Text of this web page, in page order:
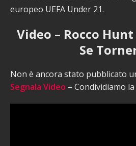
europeo UEFA Under 21.
Video – Rocco
Se
Non è ancora stato pubblicato
Segnala Video – Condividiamo